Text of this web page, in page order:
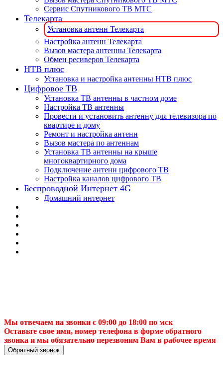
Сервис Спутникового ТВ МТС
Телекарта
Установка антенн Телекарта
Настройка антенн Телекарта
Вызов мастера антенны Телекарта
Обмен ресиверов Телекарта
НТВ плюс
Установка и настройка антенны НТВ плюс
Цифровое ТВ
Установка ТВ антенны в частном доме
Настройка ТВ антенны
Провести и установить антенну для телевизора по
квартире и дому
Ремонт и настройка антенн
Вызов мастера по антеннам
Установка ТВ антенны на крыше
многоквартирного дома
Подключение антенн цифрового ТВ
Настройка каналов цифрового ТВ
Беспроводной Интернет 4G
Домашний интернет
Мы отвечаем на звонки с 09:00 до 18:00 по мск
Оставьте свое имя, номер телефона в форме обратного
звонка и мы обязательно перезвоним Вам в рабочее время
Обратный звонок